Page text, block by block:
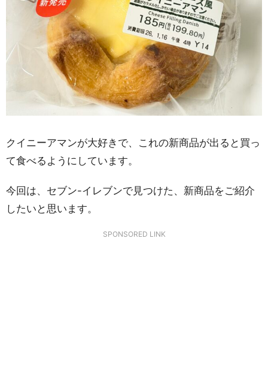
クイニーアマンが大好きで、これの新商品が出ると買っ
て食べるようにしています。
今回は、セブン-イレブンで見つけた、新商品をご紹介
したいと思います。
SPONSORED LINK